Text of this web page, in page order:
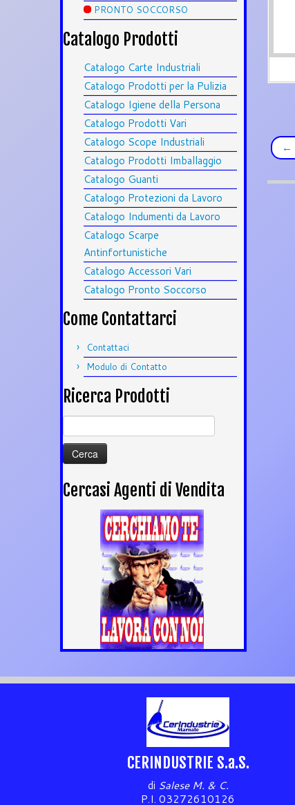
PRONTO SOCCORSO
Catalogo Prodotti
Catalogo Carte Industriali
Catalogo Prodotti per la Pulizia
Catalogo Igiene della Persona
Catalogo Prodotti Vari
Catalogo Scope Industriali
Catalogo Prodotti Imballaggio
Catalogo Guanti
Catalogo Protezioni da Lavoro
Catalogo Indumenti da Lavoro
Catalogo Scarpe
Antinfortunistiche
Catalogo Accessori Vari
Catalogo Pronto Soccorso
Come Contattarci
Contattaci
Modulo di Contatto
Ricerca Prodotti
per:
Cercasi Agenti di Vendita
←
CERINDUSTRIE S.a.S.
di Salese M. & C.
P.I. 03272610126